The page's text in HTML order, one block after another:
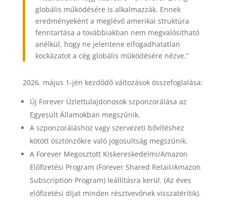
globális működésére is alkalmazzák. Ennek
eredményeként a meglévő amerikai struktúra
fenntartása a továbbiakban nem megvalósítható
anélkül, hogy ne jelentene elfogadhatatlan
kockázatot a cég globális működésére nézve.”
2026. május 1-jén kezdődő változások összefoglalása:
Új Forever Üzlettulajdonosok szponzorálása az
Egyesült Államokban megszűnik.
A szponzoráláshoz vagy szervezeti bővítéshez
kötött ösztönzőkre való jogosultság megszűnik.
A Forever Megosztott Kiskereskedelmi/Amazon
Előfizetési Program (Forever Shared Retail/Amazon
Subscription Program) leállításra kerül. (Az éves
előfizetési díjat minden résztvevőnek visszatérítik).